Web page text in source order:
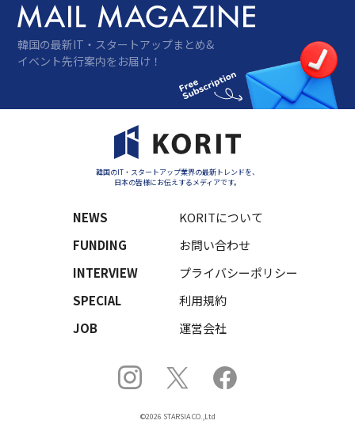
韓国の最新IT・スタートアップまとめ&
イベント先行案内をお届け！
韓国のIT・スタートアップ業界の最新トレンドを、
日本の皆様にお伝えするメディアです。
NEWS
FUNDING
INTERVIEW
SPECIAL
JOB
KORITについて
お問い合わせ
プライバシーポリシー
利用規約
運営会社
©2026 STARSIA CO.,Ltd